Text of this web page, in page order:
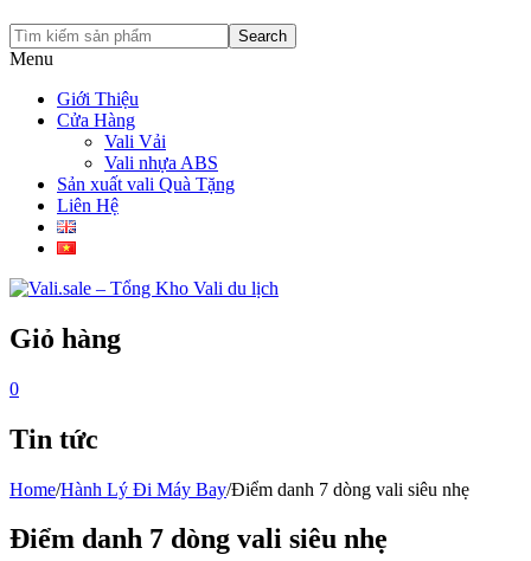
Search
Menu
Giới Thiệu
Cửa Hàng
Vali Vải
Vali nhựa ABS
Sản xuất vali Quà Tặng
Liên Hệ
Giỏ hàng
0
Tin tức
Home/Hành Lý Đi Máy Bay/Điểm danh 7 dòng vali siêu nhẹ
Điểm danh 7 dòng vali siêu nhẹ